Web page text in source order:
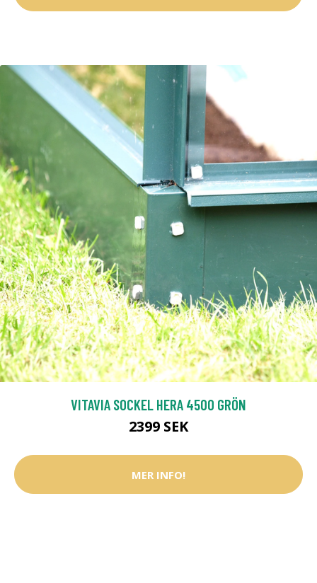
VITAVIA SOCKEL HERA 4500 GRÖN
2399 SEK
MER INFO!